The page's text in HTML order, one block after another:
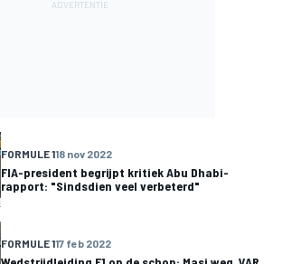
FORMULE 118 nov 2022
FIA-president begrijpt kritiek Abu Dhabi-
rapport: "Sindsdien veel verbeterd"
FORMULE 117 feb 2022